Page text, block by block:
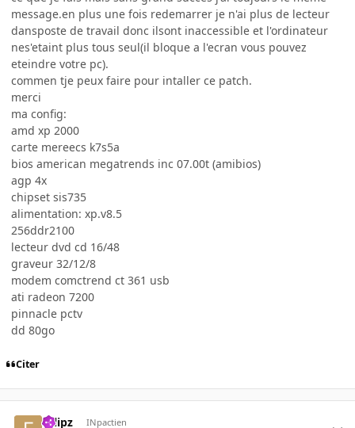
message.en plus une fois redemarrer je n'ai plus de lecteur
dansposte de travail donc ilsont inaccessible et l'ordinateur
nes'etaint plus tous seul(il bloque a l'ecran vous pouvez
eteindre votre pc).
commen tje peux faire pour intaller ce patch.
merci
ma config:
amd xp 2000
carte mereecs k7s5a
bios american megatrends inc 07.00t (amibios)
agp 4x
chipset sis735
alimentation: xp.v8.5
256ddr2100
lecteur dvd cd 16/48
graveur 32/12/8
modem comctrend ct 361 usb
ati radeon 7200
pinnacle pctv
dd 80go
Citer
eclipz INpactien